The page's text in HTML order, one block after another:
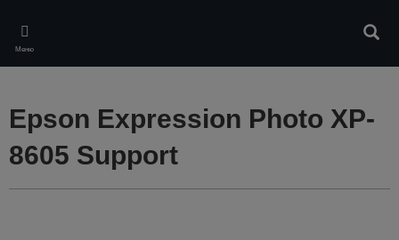
main
content
Меню
Epson Expression Photo XP-
8605 Support